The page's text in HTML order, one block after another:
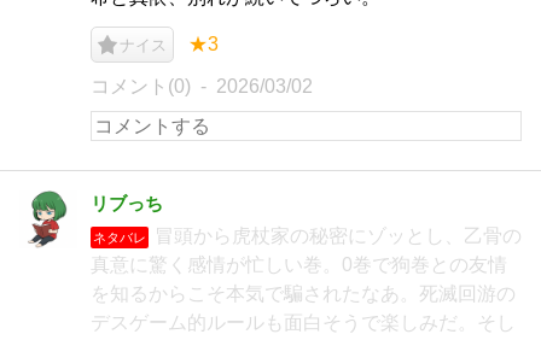
ナイス ★3
コメント(0) 2026/03/02
リブっち
ネタバレ
冒頭から虎杖家の秘密にゾッとし、乙骨の
真意に驚く感情が忙しい巻。0巻で狗巻との友情
を知るからこそ本気で騙されたなあ。死滅回游の
デスゲーム的ルールも面白そうで楽しみだ。そし